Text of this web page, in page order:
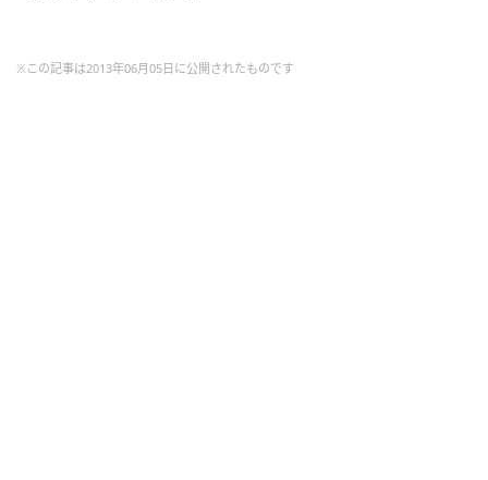
※この記事は2013年06月05日に公開されたものです